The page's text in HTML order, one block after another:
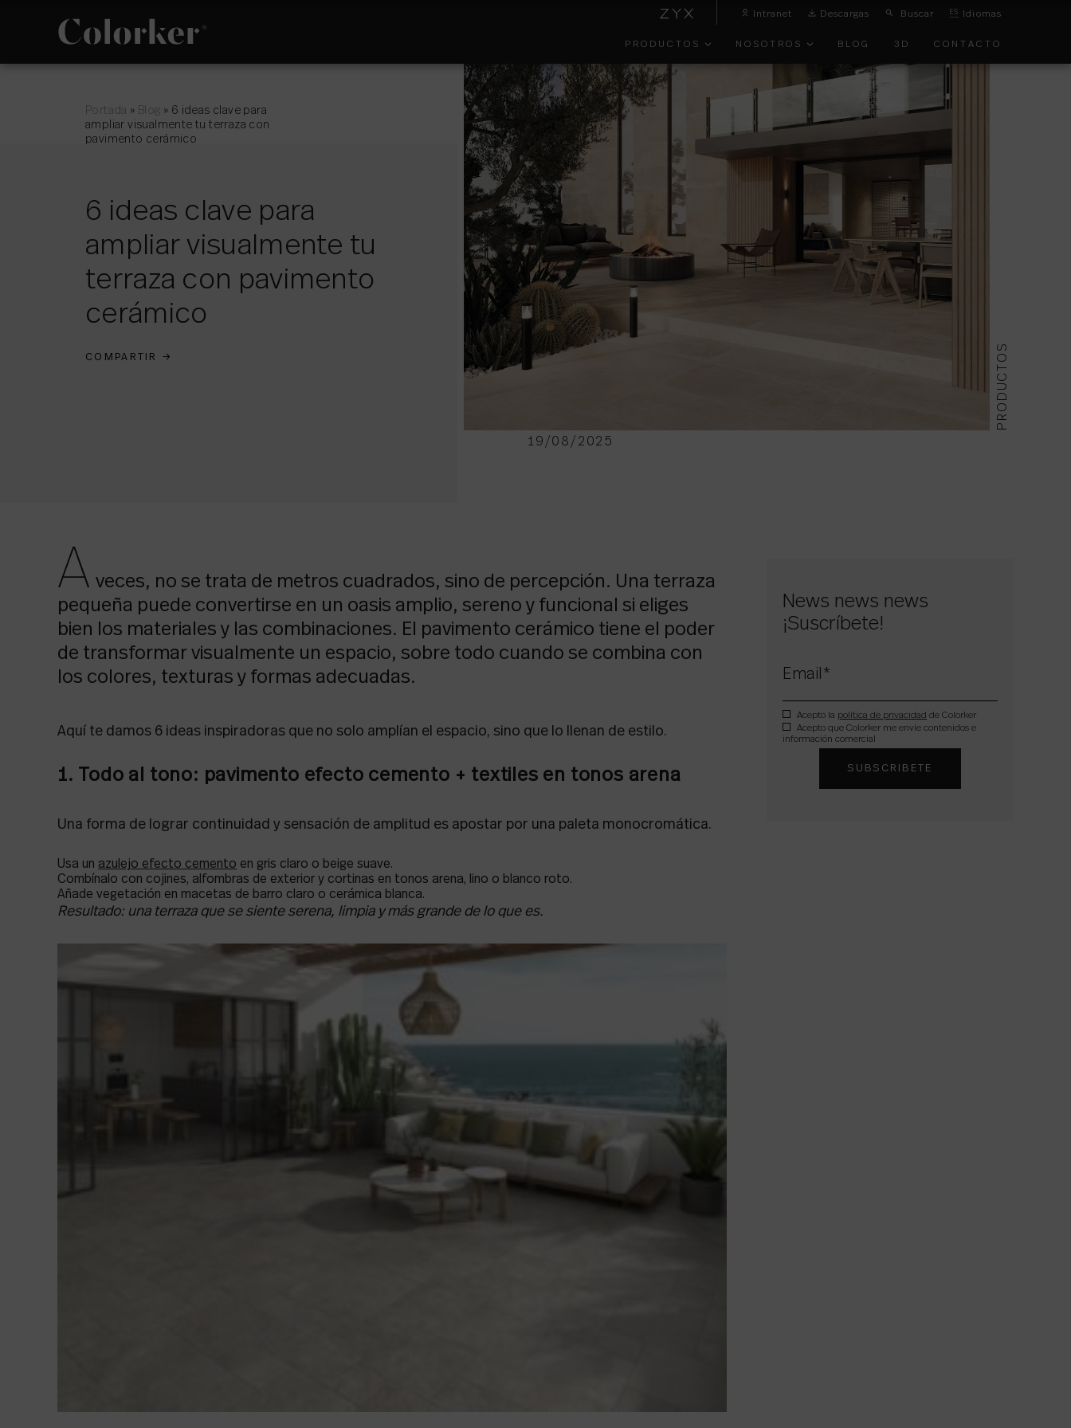
Intranet Descargas Buscar ES Idiomas
PRODUCTOS
COLECCIONES EFECTO
ESPACIO COLOR FORMATOS
NOSOTROS
GESTIÓN
AMBIENTAL
POLÍTICA DE
GESTIÓN
BLOG 3D CONTACTO
Portada » Blog » 6 ideas clave para
ampliar visualmente tu terraza con
pavimento cerámico
6 ideas clave para
ampliar visualmente tu
terraza con pavimento
cerámico
COMPARTIR → PRODUCTOS
19/08/2025
A veces, no se trata de metros cuadrados, sino de percepción. Una terraza
pequeña puede convertirse en un oasis amplio, sereno y funcional si eliges
bien los materiales y las combinaciones. El pavimento cerámico tiene el poder
de transformar visualmente un espacio, sobre todo cuando se combina con
los colores, texturas y formas adecuadas.
Aquí te damos 6 ideas inspiradoras que no solo amplían el espacio, sino que lo llenan de estilo.
1. Todo al tono: pavimento efecto cemento + textiles en tonos arena
Una forma de lograr continuidad y sensación de amplitud es apostar por una paleta monocromática.
Usa un azulejo efecto cemento en gris claro o beige suave.
Combínalo con cojines, alfombras de exterior y cortinas en tonos arena, lino o blanco roto.
Añade vegetación en macetas de barro claro o cerámica blanca.
Resultado: una terraza que se siente serena, limpia y más grande de lo que es.
News news news
¡Suscríbete!
Email *
Acepto la política de privacidad de Colorker
Acepto que Colorker me envíe contenidos e
información comercial